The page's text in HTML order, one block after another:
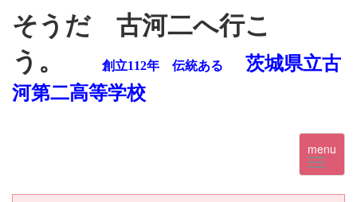
そうだ 古河二へ行こ
う。
創立112年 伝統ある
茨城県立古
河第二高等学校
menu